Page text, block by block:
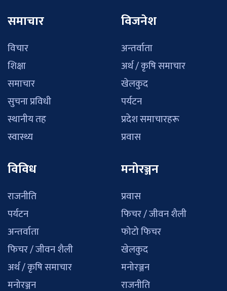
समाचार
विचार
शिक्षा
समाचार
सुचना प्रविधी
स्थानीय तह
स्वास्थ्य
विजनेश
अन्तर्वाता
अर्थ / कृषि समाचार
खेलकुद
पर्यटन
प्रदेश समाचारहरू
प्रवास
विविध
राजनीति
पर्यटन
अन्तर्वाता
फिचर / जीवन शैली
अर्थ / कृषि समाचार
मनोरञ्जन
मनोरञ्जन
प्रवास
फिचर / जीवन शैली
फोटो फिचर
खेलकुद
मनोरञ्जन
राजनीति